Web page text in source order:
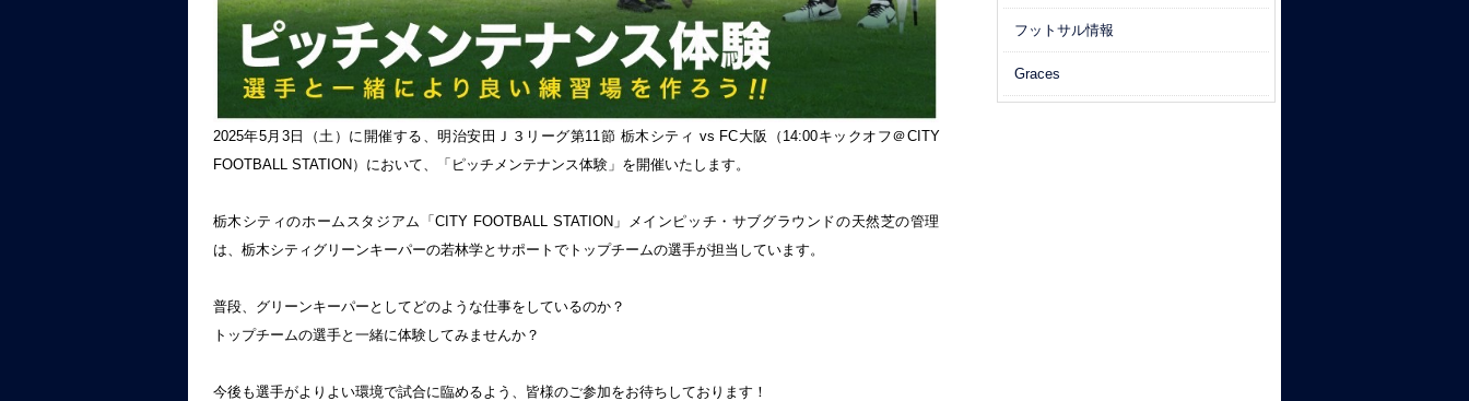
2025年5月3日（土）に開催する、明治安田Ｊ３リーグ第11節 栃木シティ vs FC大阪（14:00キックオフ＠CITY
FOOTBALL STATION）において、「ピッチメンテナンス体験」を開催いたします。
栃木シティのホームスタジアム「CITY FOOTBALL STATION」メインピッチ・サブグラウンドの天然芝の管理
は、栃木シティグリーンキーパーの若林学とサポートでトップチームの選手が担当しています。
普段、グリーンキーパーとしてどのような仕事をしているのか？
トップチームの選手と一緒に体験してみませんか？
今後も選手がよりよい環境で試合に臨めるよう、皆様のご参加をお待ちしております！
フットサル情報
Graces